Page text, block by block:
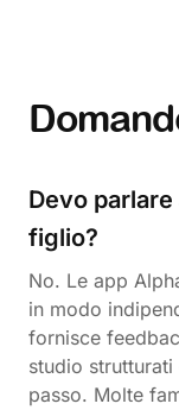
Devo
figlio?
No. Le app
in modo
fornisce
studio
passo. Molte